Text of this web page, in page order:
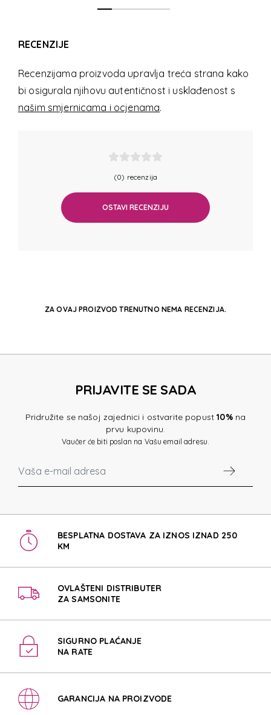
RECENZIJE
Recenzijama proizvoda upravlja treća strana kako
bi osigurala njihovu autentičnost i usklađenost s
našim smjernicama i ocjenama.
(0) recenzija
OSTAVI RECENZIJU
ZA OVAJ PROIZVOD TRENUTNO NEMA RECENZIJA.
PRIJAVITE SE SADA
Pridružite se našoj zajednici i ostvarite popust10%na
prvu kupovinu.
Vaučer će biti poslan na Vašu email adresu.
BESPLATNA DOSTAVA ZA IZNOS IZNAD 250
KM
OVLAŠTENI DISTRIBUTER
ZA SAMSONITE
SIGURNO PLAĆANJE
NA RATE
GARANCIJA NA PROIZVODE